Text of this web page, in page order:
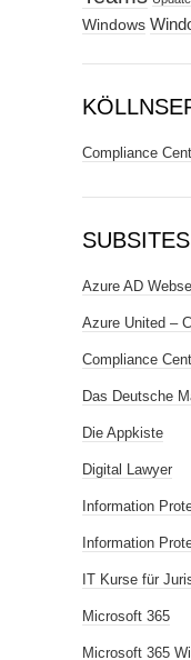
Windows
Compliance
SUBSITES
Azure AD
Azure United –
Compliance
Das Deutsche
Die Appkiste
Digital Lawyer
Information
Information
IT Kurse für
Microsoft 365
Microsoft 365